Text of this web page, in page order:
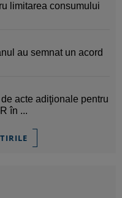
limitarea consumului
au semnat un acord
acte adiţionale pentru
în ...